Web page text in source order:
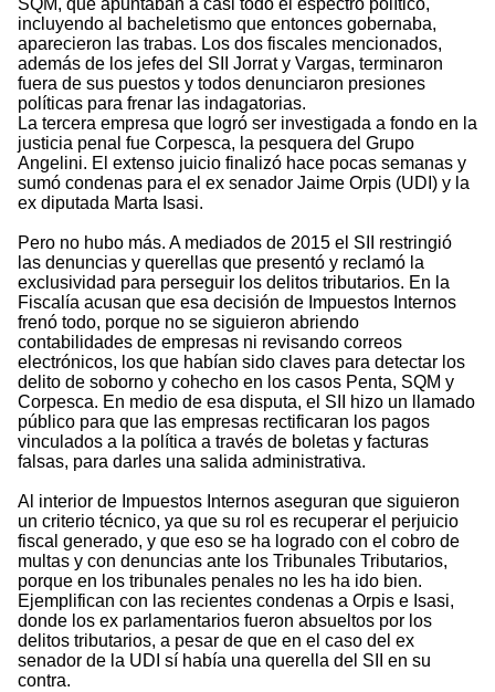
SQM, que apuntaban a casi todo el espectro político,
incluyendo al bacheletismo que entonces gobernaba,
aparecieron las trabas. Los dos fiscales mencionados,
además de los jefes del SII Jorrat y Vargas, terminaron
fuera de sus puestos y todos denunciaron presiones
políticas para frenar las indagatorias.
La tercera empresa que logró ser investigada a fondo en la
justicia penal fue Corpesca, la pesquera del Grupo
Angelini. El extenso juicio finalizó hace pocas semanas y
sumó condenas para el ex senador Jaime Orpis (UDI) y la
ex diputada Marta Isasi.
Pero no hubo más. A mediados de 2015 el SII restringió
las denuncias y querellas que presentó y reclamó la
exclusividad para perseguir los delitos tributarios. En la
Fiscalía acusan que esa decisión de Impuestos Internos
frenó todo, porque no se siguieron abriendo
contabilidades de empresas ni revisando correos
electrónicos, los que habían sido claves para detectar los
delito de soborno y cohecho en los casos Penta, SQM y
Corpesca. En medio de esa disputa, el SII hizo un llamado
público para que las empresas rectificaran los pagos
vinculados a la política a través de boletas y facturas
falsas, para darles una salida administrativa.
Al interior de Impuestos Internos aseguran que siguieron
un criterio técnico, ya que su rol es recuperar el perjuicio
fiscal generado, y que eso se ha logrado con el cobro de
multas y con denuncias ante los Tribunales Tributarios,
porque en los tribunales penales no les ha ido bien.
Ejemplifican con las recientes condenas a Orpis e Isasi,
donde los ex parlamentarios fueron absueltos por los
delitos tributarios, a pesar de que en el caso del ex
senador de la UDI sí había una querella del SII en su
contra.